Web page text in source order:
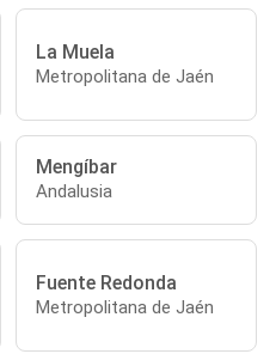
La Muela
Metropolitana de Jaén
Mengíbar
Andalusia
Fuente Redonda
Metropolitana de Jaén